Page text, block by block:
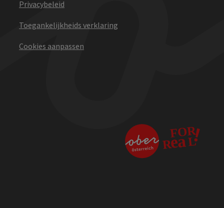
Privacybeleid
Toegankelijkheids verklaring
Cookies aanpassen